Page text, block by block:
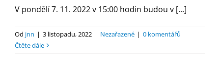
V pondělí 7. 11. 2022 v 15:00 hodin budou v [...]
Od jnn | 3 listopadu, 2022 | Nezařazené | 0 komentářů
Čtěte dále